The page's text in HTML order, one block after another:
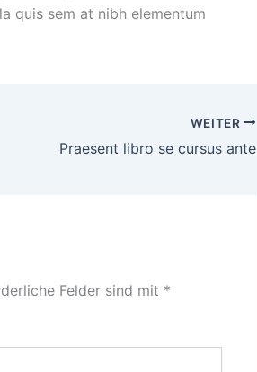
quis sem at nibh elementum
WEITER
Praesent libro se cursus ante
Felder sind mit *